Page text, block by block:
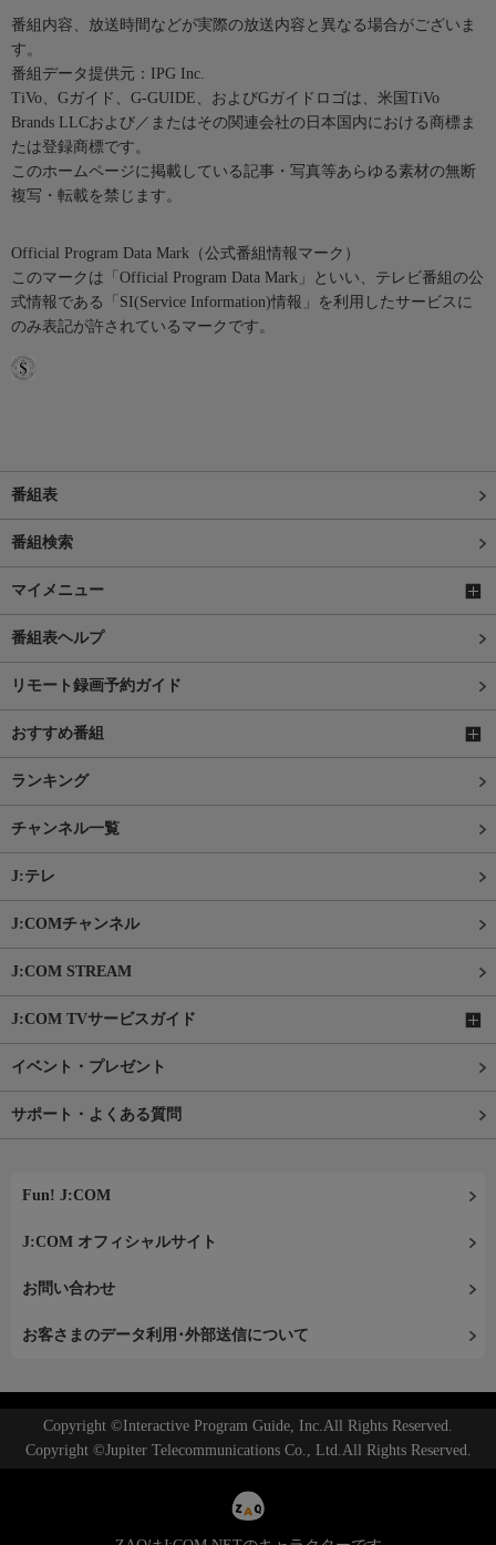
番組内容、放送時間などが実際の放送内容と異なる場合がございま
す。
番組データ提供元：IPG Inc.
TiVo、Gガイド、G-GUIDE、およびGガイドロゴは、米国TiVo
Brands LLCおよび／またはその関連会社の日本国内における商標ま
たは登録商標です。
このホームページに掲載している記事・写真等あらゆる素材の無断
複写・転載を禁じます。
Official Program Data Mark（公式番組情報マーク）
このマークは「Official Program Data Mark」といい、テレビ番組の公
式情報である「SI(Service Information)情報」を利用したサービスに
のみ表記が許されているマークです。
番組表
番組検索
マイメニュー
番組表ヘルプ
リモート録画予約ガイド
おすすめ番組
ランキング
チャンネル一覧
J:テレ
J:COMチャンネル
J:COM STREAM
J:COM TVサービスガイド
イベント・プレゼント
サポート・よくある質問
Fun! J:COM
J:COM オフィシャルサイト
お問い合わせ
お客さまのデータ利用･外部送信について
Copyright ©Interactive Program Guide, Inc.All Rights Reserved.
Copyright ©Jupiter Telecommunications Co., Ltd.All Rights Reserved.